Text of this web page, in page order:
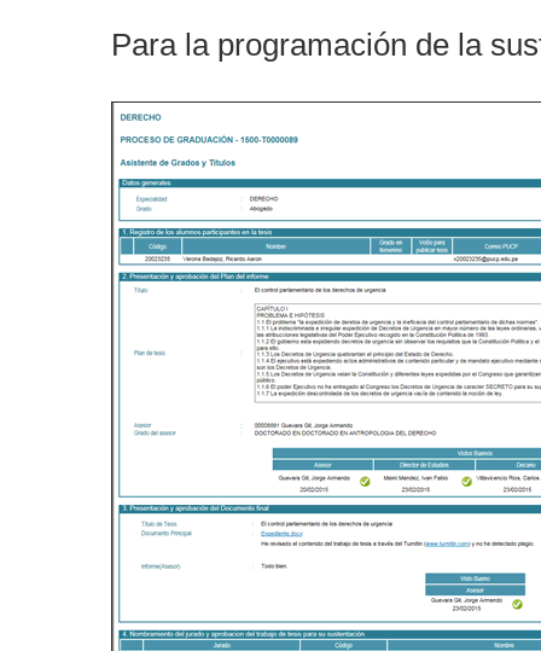
Para la programación de la